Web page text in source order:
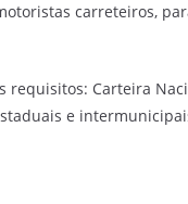
carreteiros,
Carteira
e